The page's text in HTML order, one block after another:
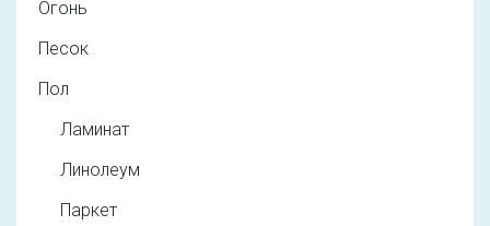
Огонь
Песок
Пол
Ламинат
Линолеум
Паркет